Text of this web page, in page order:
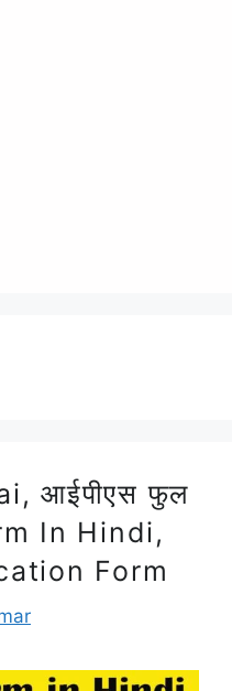
आईपीएस फुल
In Hindi,
Form